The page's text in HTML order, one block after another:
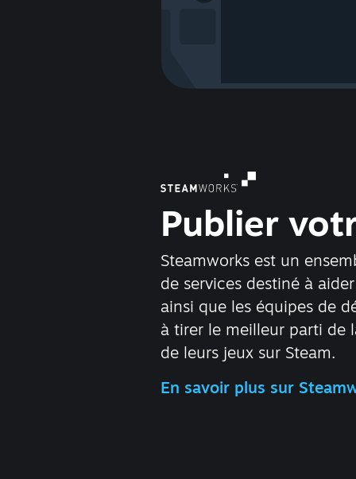
Publier
Steamworks est un
de services destiné à
ainsi que les équipes de
à tirer le meilleur parti de
de leurs jeux sur Steam.
En savoir plus sur